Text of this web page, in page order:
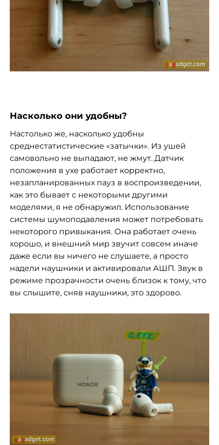
Насколько они удобны?
Настолько же, насколько удобны
среднестатистические «затычки». Из ушей
самовольно не выпадают, не жмут. Датчик
положения в ухе работает корректно,
незапланированных пауз в воспроизведении,
как это бывает с некоторыми другими
моделями, я не обнаружил. Использование
системы шумоподавления может потребовать
некоторого привыкания. Она работает очень
хорошо, и внешний мир звучит совсем иначе
даже если вы ничего не слушаете, а просто
надели наушники и активировали АШП. Звук в
режиме прозрачности очень близок к тому, что
вы слышите, сняв наушники, это здорово.